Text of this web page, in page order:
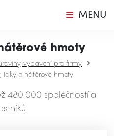
MENU
hmoty
vybavení pro firmy
laky a nátěrové hmoty
480 000 společností a